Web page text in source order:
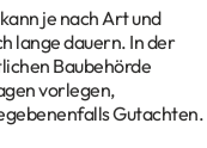
je nach Art und
lange dauern. In der
Baubehörde
vorlegen,
Gutachten.